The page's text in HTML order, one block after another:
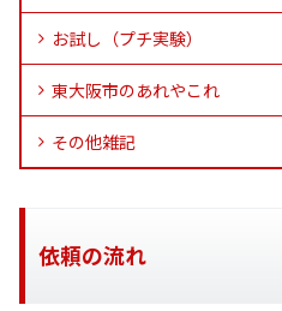
お試し（プチ実験）
東大阪市のあれやこれ
その他雑記
依頼の流れ